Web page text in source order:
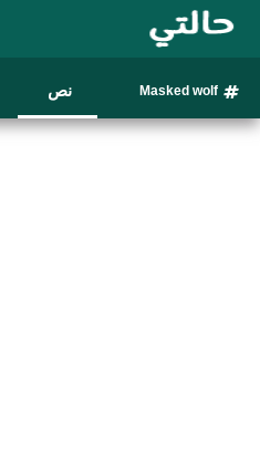
Masked wolf نص